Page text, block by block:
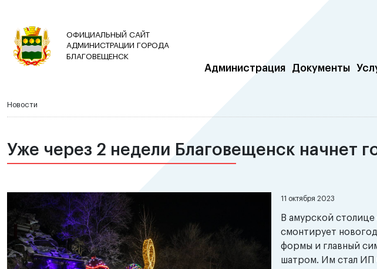
ОФИЦИАЛЬНЫЙ САЙТ
АДМИНИСТРАЦИИ ГОРОДА
БЛАГОВЕЩЕНСК
Администрация Документы
Новости
Уже через 2 недели Благовещенск начнет
11 октября 2023
В амурской
смонтирует
формы и главный
шатром. Им стал ИП